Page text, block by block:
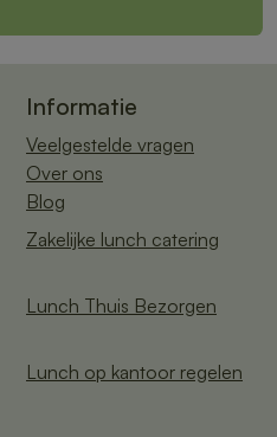
Informatie
Veelgestelde vragen
Over ons
Blog
Zakelijke lunch catering
Lunch Thuis Bezorgen
Lunch op kantoor regelen